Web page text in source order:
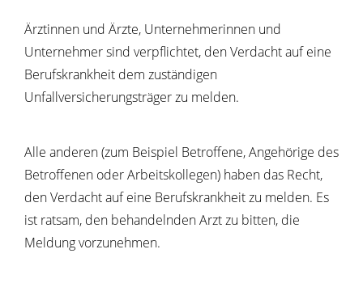
Ärztinnen und Ärzte, Unternehmerinnen und
Unternehmer sind verpflichtet, den Verdacht auf eine
Berufskrankheit dem zuständigen
Unfallversicherungsträger zu melden.
Alle anderen (zum Beispiel Betroffene, Angehörige des
Betroffenen oder Arbeitskollegen) haben das Recht,
den Verdacht auf eine Berufskrankheit zu melden. Es
ist ratsam, den behandelnden Arzt zu bitten, die
Meldung vorzunehmen.